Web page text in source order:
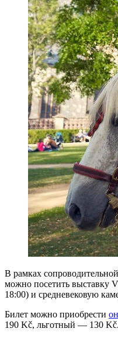
В рамках
можно посетить выставку
18:00) и средневековую
Билет можно приобрести
190 Kč, льготный — 130 Kč.